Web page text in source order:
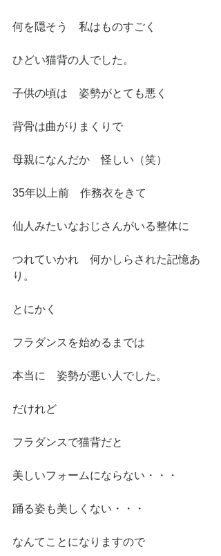
何を隠そう　私はものすごく
ひどい猫背の人でした。
子供の頃は　姿勢がとても悪く
背骨は曲がりまくりで
母親になんだか　怪しい（笑）
35年以上前　作務衣をきて
仙人みたいなおじさんがいる整体に
つれていかれ　何かしらされた記憶あ
り。
とにかく
フラダンスを始めるまでは
本当に　姿勢が悪い人でした。
だけれど
フラダンスで猫背だと
美しいフォームにならない・・・
踊る姿も美しくない・・・
なんてことになりますので